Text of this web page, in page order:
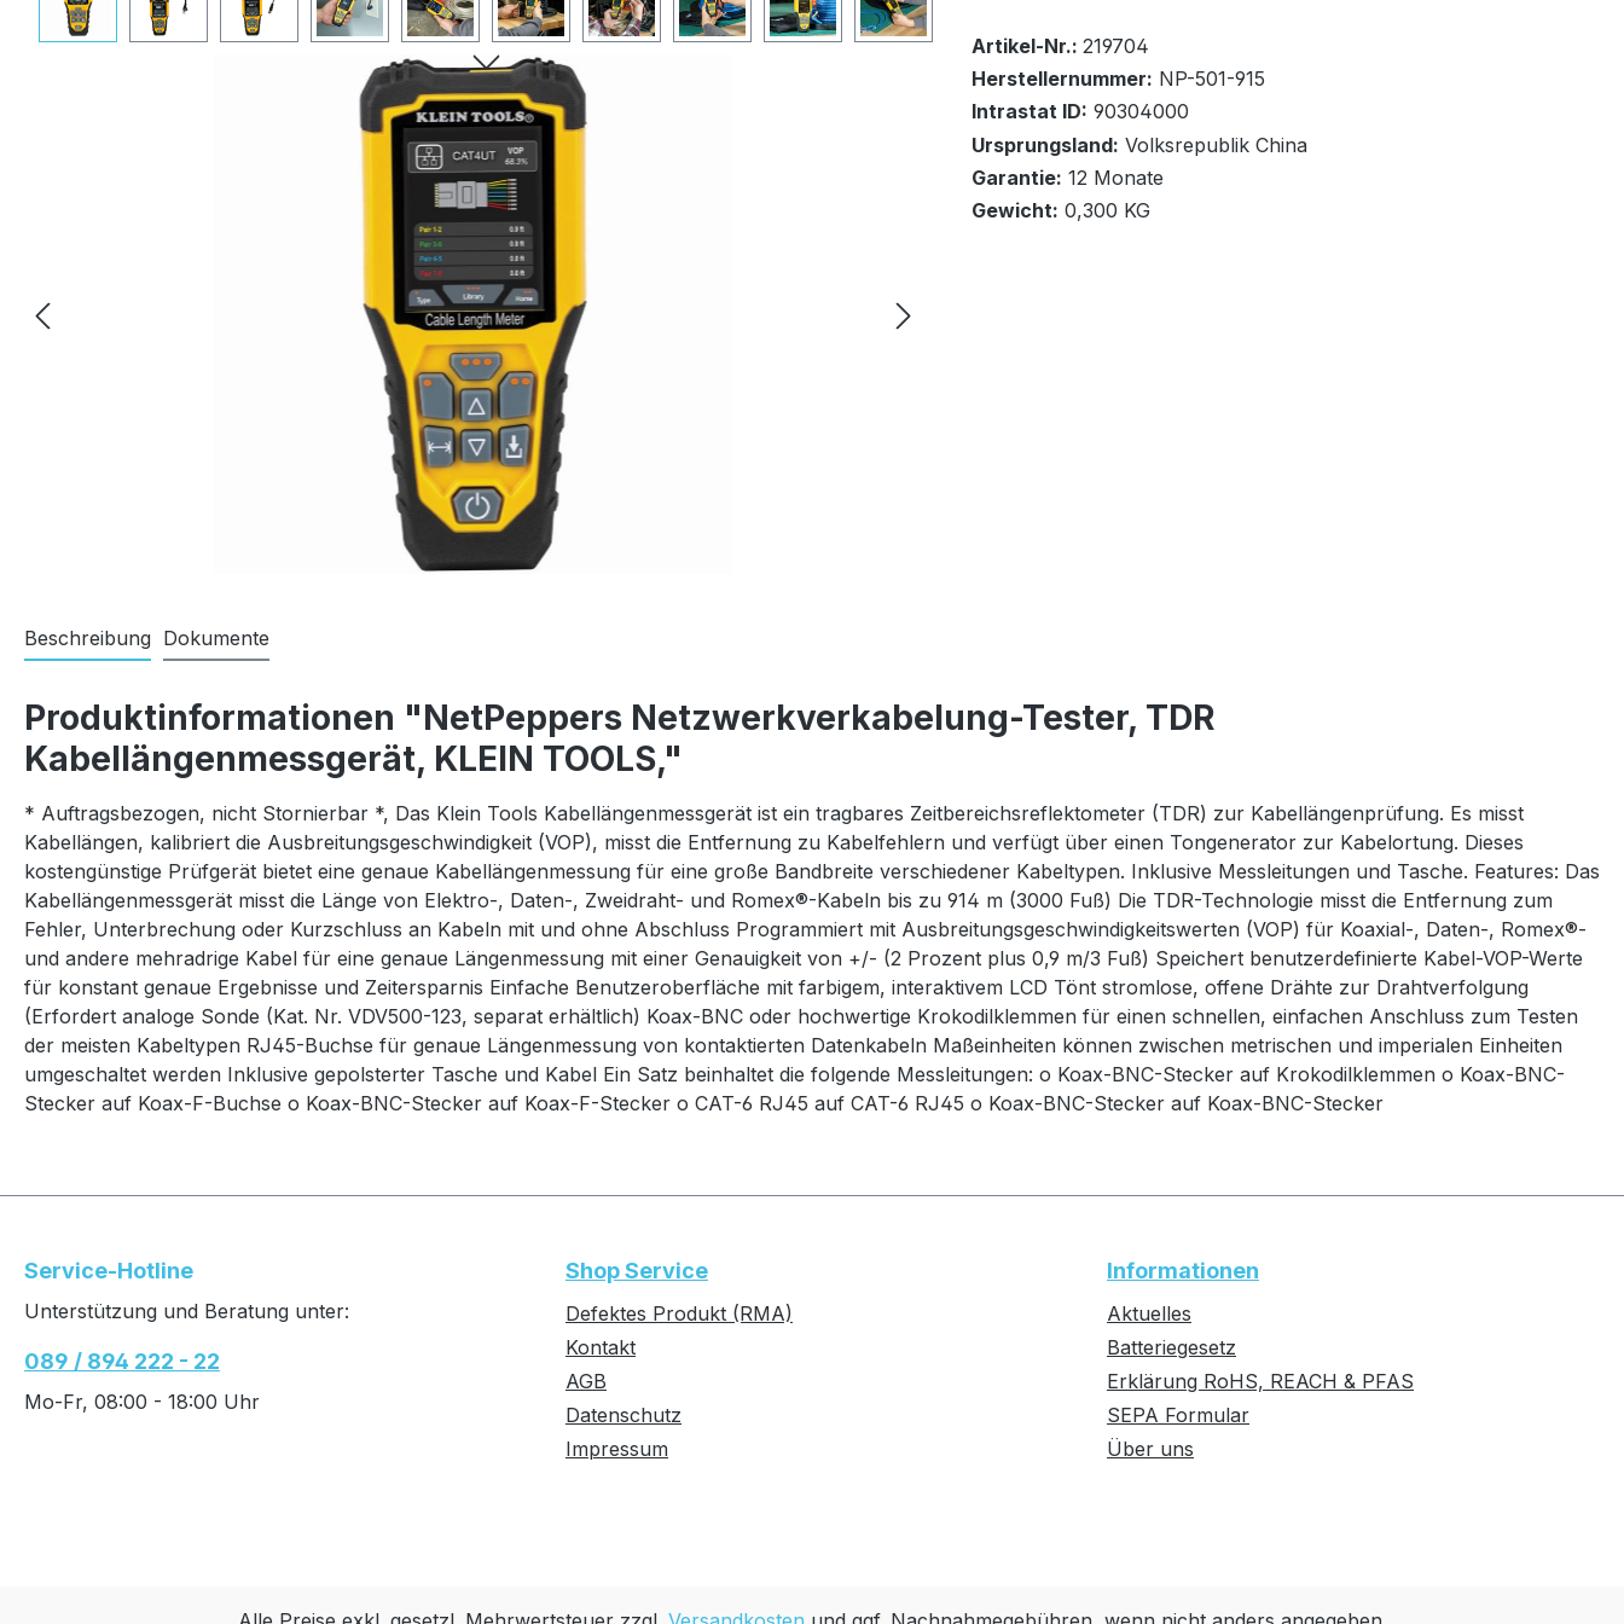
Bestand:0x
Nicht Lagernd
In den Warenkorb
Artikel-Nr.: 219704
Herstellernummer: NP-501-915
Intrastat ID: 90304000
Ursprungsland: Volksrepublik China
Garantie: 12 Monate
Gewicht: 0,300 KG
Beschreibung Dokumente
Produktinformationen "NetPeppers Netzwerkverkabelung-Tester, TDR
Kabellängenmessgerät, KLEIN TOOLS,"
* Auftragsbezogen, nicht Stornierbar *, Das Klein Tools Kabellängenmessgerät ist ein tragbares Zeitbereichsreflektometer (TDR) zur Kabellängenprüfung. Es misst
Kabellängen, kalibriert die Ausbreitungsgeschwindigkeit (VOP), misst die Entfernung zu Kabelfehlern und verfügt über einen Tongenerator zur Kabelortung. Dieses
kostengünstige Prüfgerät bietet eine genaue Kabellängenmessung für eine große Bandbreite verschiedener Kabeltypen. Inklusive Messleitungen und Tasche. Features: Das
Kabellängenmessgerät misst die Länge von Elektro-, Daten-, Zweidraht- und Romex®-Kabeln bis zu 914 m (3000 Fuß) Die TDR-Technologie misst die Entfernung zum
Fehler, Unterbrechung oder Kurzschluss an Kabeln mit und ohne Abschluss Programmiert mit Ausbreitungsgeschwindigkeitswerten (VOP) für Koaxial-, Daten-, Romex®-
und andere mehradrige Kabel für eine genaue Längenmessung mit einer Genauigkeit von +/- (2 Prozent plus 0,9 m/3 Fuß) Speichert benutzerdefinierte Kabel-VOP-Werte
für konstant genaue Ergebnisse und Zeitersparnis Einfache Benutzeroberfläche mit farbigem, interaktivem LCD Tönt stromlose, offene Drähte zur Drahtverfolgung
(Erfordert analoge Sonde (Kat. Nr. VDV500-123, separat erhältlich) Koax-BNC oder hochwertige Krokodilklemmen für einen schnellen, einfachen Anschluss zum Testen
der meisten Kabeltypen RJ45-Buchse für genaue Längenmessung von kontaktierten Datenkabeln Maßeinheiten können zwischen metrischen und imperialen Einheiten
umgeschaltet werden Inklusive gepolsterter Tasche und Kabel Ein Satz beinhaltet die folgende Messleitungen: o Koax-BNC-Stecker auf Krokodilklemmen o Koax-BNC-
Stecker auf Koax-F-Buchse o Koax-BNC-Stecker auf Koax-F-Stecker o CAT-6 RJ45 auf CAT-6 RJ45 o Koax-BNC-Stecker auf Koax-BNC-Stecker
Service-Hotline
Unterstützung und Beratung unter:
089 / 894 222 - 22
Mo-Fr, 08:00 - 18:00 Uhr
Shop Service
Defektes Produkt (RMA)
Kontakt
AGB
Datenschutz
Impressum
Informationen
Aktuelles
Batteriegesetz
Erklärung RoHS, REACH & PFAS
SEPA Formular
Über uns